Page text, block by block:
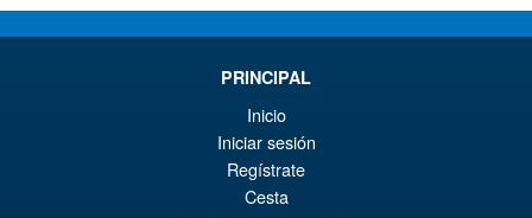
PRINCIPAL
Inicio
Iniciar sesión
Regístrate
Cesta